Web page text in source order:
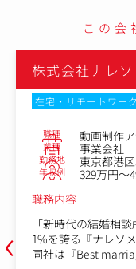
この会
‹
株式会社ナレソ
在宅・リモートワーク
職種 動画制作
業種 事業会社
勤務地 東京都港
年収例
329万円～
職務内容
「新時代の結婚相
1%を誇る『ナレソ
同社は『Best